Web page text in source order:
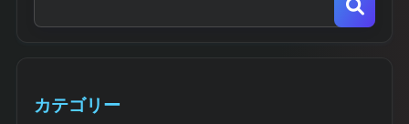
カテゴリー